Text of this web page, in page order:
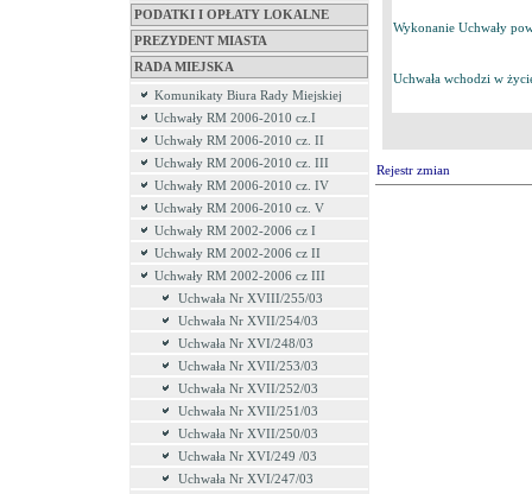
PODATKI I OPŁATY LOKALNE
PREZYDENT MIASTA
RADA MIEJSKA
Komunikaty Biura Rady Miejskiej
Uchwały RM 2006-2010 cz.I
Uchwały RM 2006-2010 cz. II
Uchwały RM 2006-2010 cz. III
Uchwały RM 2006-2010 cz. IV
Uchwały RM 2006-2010 cz. V
Uchwały RM 2002-2006 cz I
Uchwały RM 2002-2006 cz II
Uchwały RM 2002-2006 cz III
Uchwała Nr XVIII/255/03
Uchwała Nr XVII/254/03
Uchwała Nr XVI/248/03
Uchwała Nr XVII/253/03
Uchwała Nr XVII/252/03
Uchwała Nr XVII/251/03
Uchwała Nr XVII/250/03
Uchwała Nr XVI/249 /03
Uchwała Nr XVI/247/03
Wykonanie Uchwały
Uchwała wchodzi w
Rejestr zmian